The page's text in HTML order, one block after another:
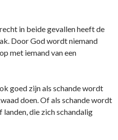
in beide gevallen heeft de
Door God wordt niemand
met iemand van een
goed zijn als schande wordt
doen. Of als schande wordt
die zich schandalig